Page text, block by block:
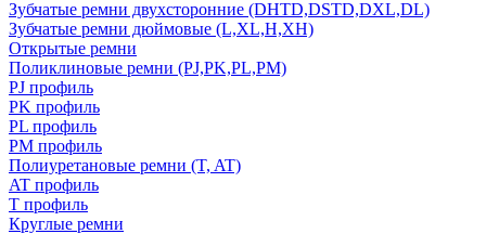
Зубчатые ремни двухсторонние (DHTD,DSTD,DXL,DL)
Зубчатые ремни дюймовые (L,XL,H,XH)
Открытые ремни
Поликлиновые ремни (PJ,PK,PL,PM)
PJ профиль
PK профиль
PL профиль
PM профиль
Полиуретановые ремни (T, AT)
AT профиль
T профиль
Круглые ремни